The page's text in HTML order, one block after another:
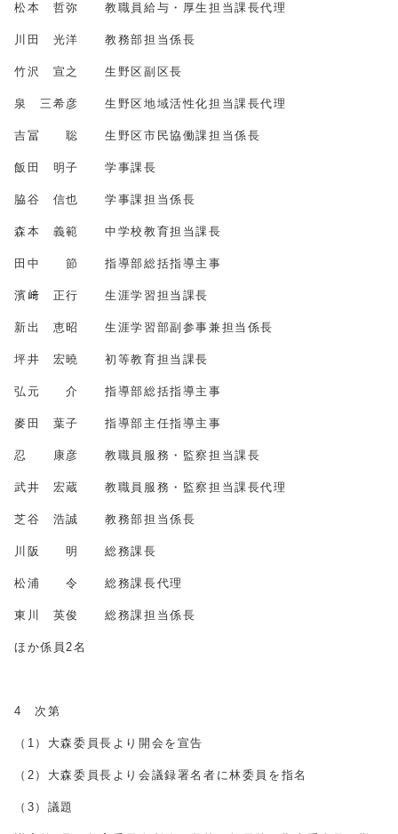
松本 哲弥 教職員給与・厚生担当課長代理
川田 光洋 教務部担当係長
竹沢 宣之 生野区副区長
泉 三希彦 生野区地域活性化担当課長代理
吉冨 聡 生野区市民協働課担当係長
飯田 明子 学事課長
脇谷 信也 学事課担当係長
森本 義範 中学校教育担当課長
田中 節 指導部総括指導主事
濱﨑 正行 生涯学習担当課長
新出 恵昭 生涯学習部副参事兼担当係長
坪井 宏曉 初等教育担当課長
弘元 介 指導部総括指導主事
麥田 葉子 指導部主任指導主事
忍 康彦 教職員服務・監察担当課長
武井 宏蔵 教職員服務・監察担当課長代理
芝谷 浩誠 教務部担当係長
川阪 明 総務課長
松浦 令 総務課長代理
東川 英俊 総務課担当係長
ほか係員2名
4 次第
（1）大森委員長より開会を宣告
（2）大森委員長より会議録署名者に林委員を指名
（3）議題